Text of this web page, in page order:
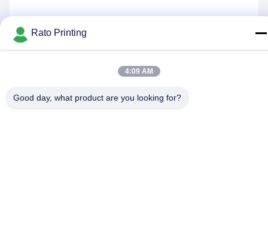
Nous Contacter
Politique de confidentialité |Plan du site
Rato Printing
4:09 AM
Good day, what product are you looking for?